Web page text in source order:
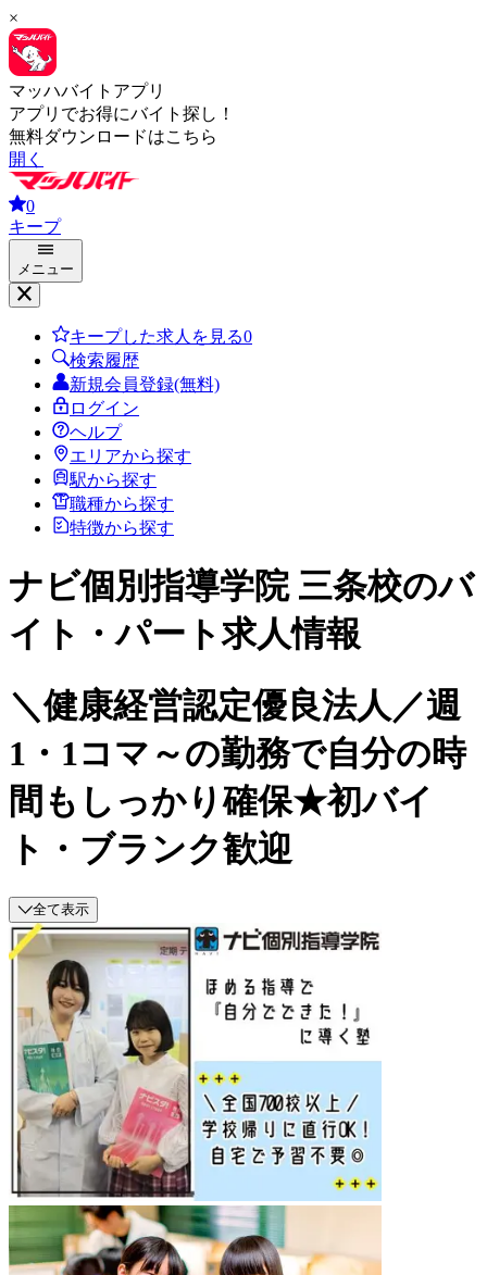
×
マッハバイトアプリ
アプリでお得にバイト探し！
無料ダウンロードはこちら
開く
0
キープ
メニュー
キープした求人を見る0
検索履歴
新規会員登録(無料)
ログイン
ヘルプ
エリアから探す
駅から探す
職種から探す
特徴から探す
ナビ個別指導学院 三条校のバ
イト・パート求人情報
＼健康経営認定優良法人／週
1・1コマ～の勤務で自分の時
間もしっかり確保★初バイ
ト・ブランク歓迎
全て表示